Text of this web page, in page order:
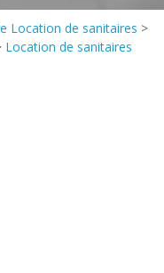
Location de sanitaires >
Location de sanitaires